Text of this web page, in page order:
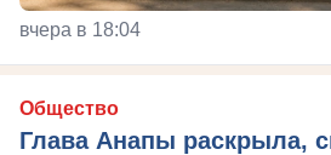
вчера в 18:04
Общество
Глава Анапы раскрыла,